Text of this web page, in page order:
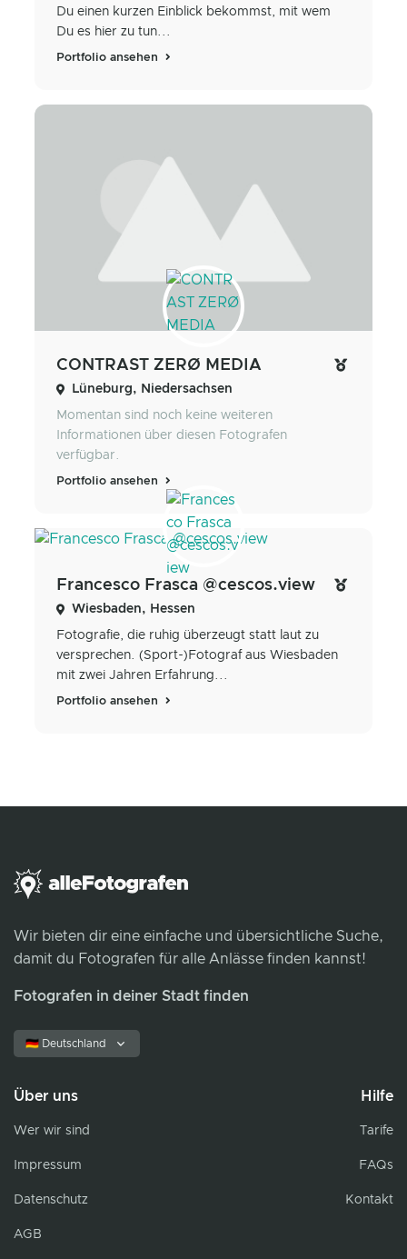
Du einen kurzen Einblick bekommst, mit wem
Du es hier zu tun...
Portfolio ansehen
CONTRAST ZERØ MEDIA
Lüneburg, Niedersachsen
Momentan sind noch keine weiteren
Informationen über diesen Fotografen
verfügbar.
Portfolio ansehen
Francesco Frasca @cescos.view
Wiesbaden, Hessen
Fotografie, die ruhig überzeugt statt laut zu
versprechen. (Sport-)Fotograf aus Wiesbaden
mit zwei Jahren Erfahrung...
Portfolio ansehen
Wir bieten dir eine einfache und übersichtliche Suche,
damit du Fotografen für alle Anlässe finden kannst!
Fotografen in deiner Stadt finden
🇩🇪 Deutschland
Über uns
Wer wir sind
Impressum
Datenschutz
AGB
Hilfe
Tarife
FAQs
Kontakt